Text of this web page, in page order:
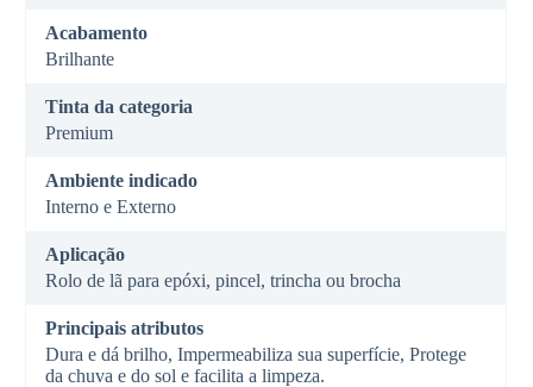
Acabamento
Brilhante
Tinta da categoria
Premium
Ambiente indicado
Interno e Externo
Aplicação
Rolo de lã para epóxi, pincel, trincha ou brocha
Principais atributos
Dura e dá brilho, Impermeabiliza sua superfície, Protege
da chuva e do sol e facilita a limpeza.